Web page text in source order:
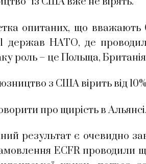
опитаних, що
держав НАТО, де
роль – це Польща,
з США вірить від
про щирість в Альянсі.
результат є очевидно
ECFR проводили